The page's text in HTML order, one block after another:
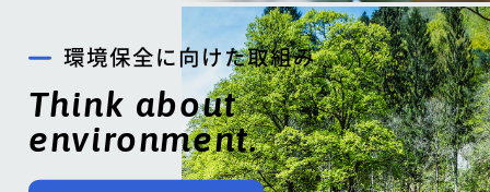
環境保全に向けた取組み
Think about
environment.